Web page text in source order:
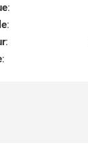
:
:
:
: